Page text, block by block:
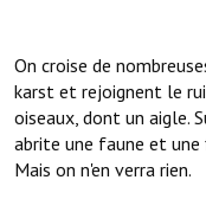
On croise de
karst et rejoignent le
oiseaux, dont un aigle.
abrite une faune et
Mais on n'en verra rien.